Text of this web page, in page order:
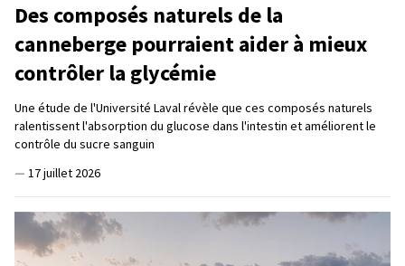
Des composés naturels de la
canneberge pourraient aider à mieux
contrôler la glycémie
Une étude de l'Université Laval révèle que ces composés naturels
ralentissent l'absorption du glucose dans l'intestin et améliorent le
contrôle du sucre sanguin
— 17 juillet 2026